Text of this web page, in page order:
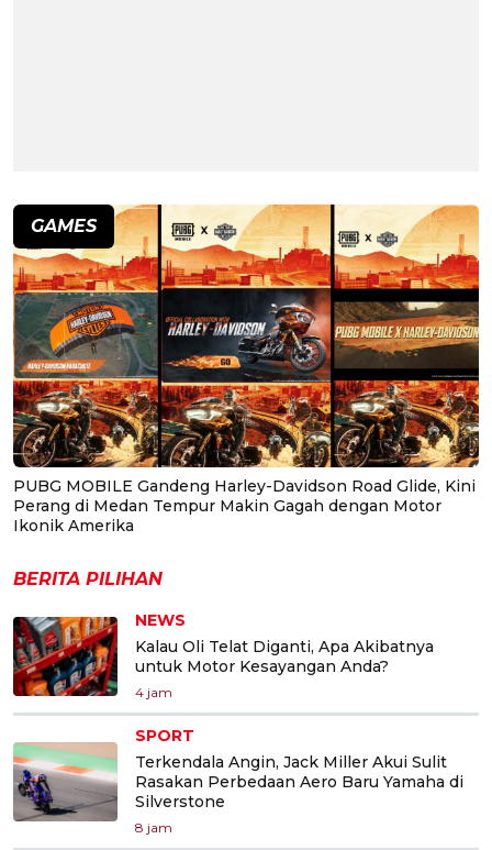
GAMES
PUBG MOBILE Gandeng Harley-Davidson Road Glide, Kini
Perang di Medan Tempur Makin Gagah dengan Motor
Ikonik Amerika
BERITA PILIHAN
NEWS
Kalau Oli Telat Diganti, Apa Akibatnya
untuk Motor Kesayangan Anda?
4 jam
SPORT
Terkendala Angin, Jack Miller Akui Sulit
Rasakan Perbedaan Aero Baru Yamaha di
Silverstone
8 jam